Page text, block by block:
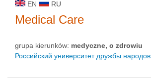
EN RU
Medical Care
grupa kierunków: medyczne, o zdrowiu
Российский университет дружбы народов